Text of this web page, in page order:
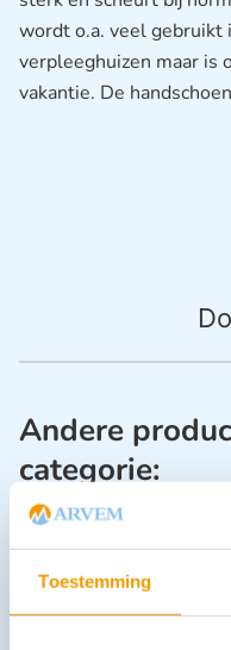
Toestemming
wordt o.a. veel gebruikt
verpleeghuizen maar is
vakantie. De
Andere
categorie: